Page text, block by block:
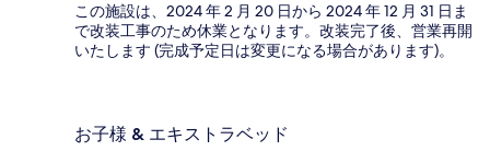
この施設は、2024 年 2 月 20 日から 2024 年 12 月 31 日ま
で改装工事のため休業となります。改装完了後、営業再開
いたします (完成予定日は変更になる場合があります)。
お子様 & エキストラベッド